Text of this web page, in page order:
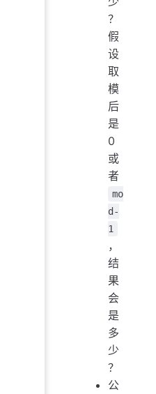
？
假
设
取
模
后
是
0
或
者
mo
d-
1
，
结
果
会
是
多
少
？
公